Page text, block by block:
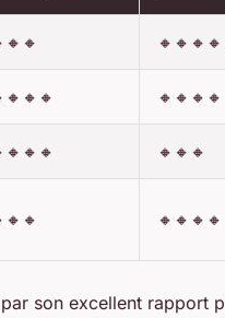
🔸🔸🔸🔸
🔸🔸🔸
🔸🔸🔸🔸
son excellent rapport